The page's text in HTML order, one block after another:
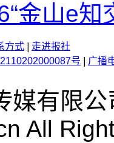
金山e知
方式
走进报社
号
广播
媒有限公
All